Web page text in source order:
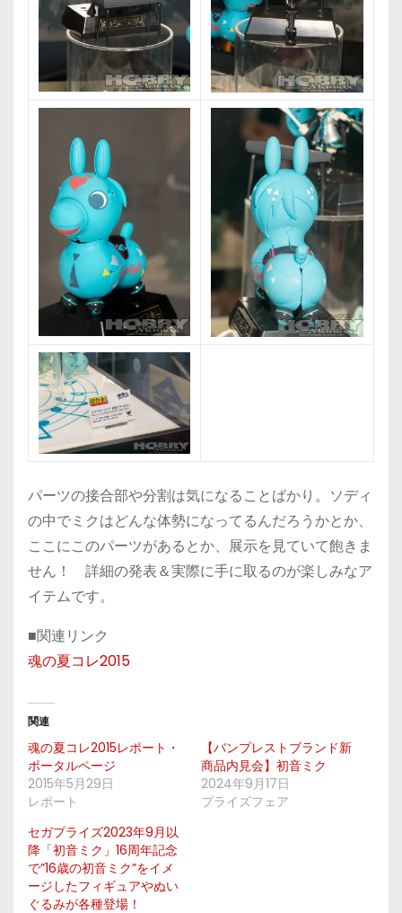
パーツの接合部や分割は気になることばかり。ソディ
の中でミクはどんな体勢になってるんだろうかとか、
ここにこのパーツがあるとか、展示を見ていて飽きま
せん！ 詳細の発表＆実際に手に取るのが楽しみなア
イテムです。
■関連リンク
魂の夏コレ2015
関連
魂の夏コレ2015レポート・
ポータルページ
2015年5月29日
レポート
【バンプレストブランド新
商品内見会】初音ミク
2024年9月17日
プライズフェア
セガプライズ2023年9月以
降「初音ミク」16周年記念
で”16歳の初音ミク”をイメ
ージしたフィギュアやぬい
ぐるみが各種登場！